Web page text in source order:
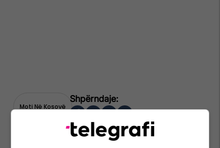
Moti Në Kosovë